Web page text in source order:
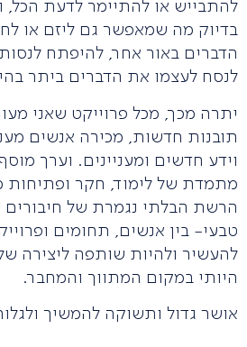
להתבייש או להתיימר לדעת הכל,
בדיוק מה שמאפשר גם ליזם או
הדברים באור אחר, להיפתח
לנסח לעצמו את הדברים ביתר
יתרה מכך, מכל פרוייקט שאני
תובנות חדשות, מכירה אנשים
וידע חדשים ומעניינים. וערך
מתמדת של לימוד, חקר
הרשת הבלתי נגמרת של חיבורים
טבעי- בין אנשים, תחומים
להעשיר ולהיות שותפה ליצירה
היותי במקום המתווך והמחבר.
אושר גדול ותשוקה להמשיך